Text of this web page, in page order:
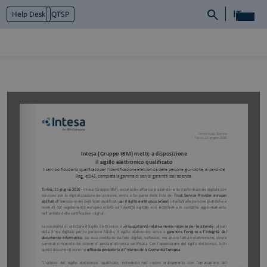
Help Desk QTSP IT
Cosa facciamo
Piattaforme
News e Media
Contattaci